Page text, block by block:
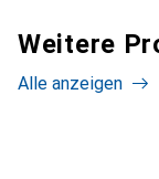
Alle anzeigen